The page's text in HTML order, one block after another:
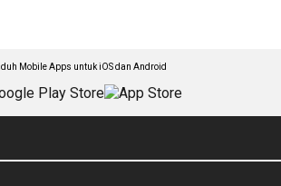
Mobile Apps untuk iOS dan Android